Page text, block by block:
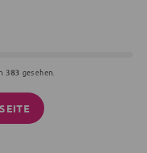
383 gesehen.